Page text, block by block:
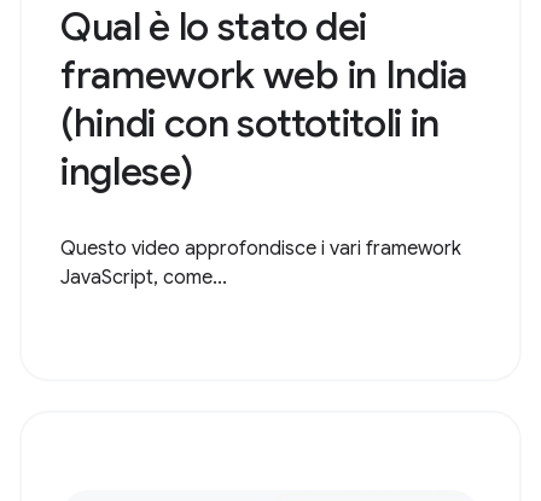
Qual è lo stato dei
framework web in India
(hindi con sottotitoli in
inglese)
Questo video approfondisce i vari framework
JavaScript, come...